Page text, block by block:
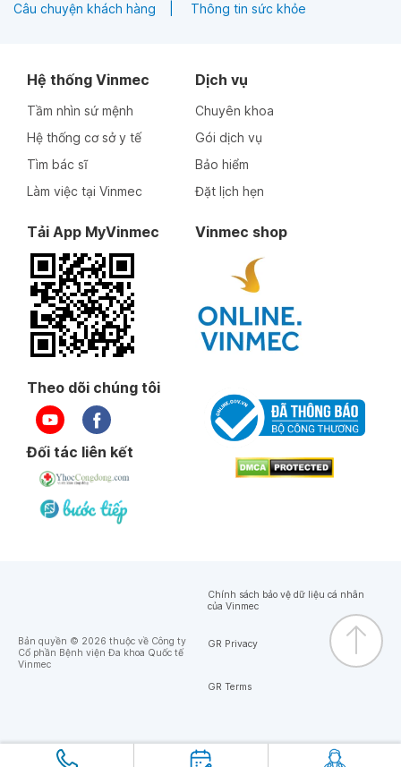
Câu chuyện khách hàng Thông tin sức khỏe
Hệ thống Vinmec
Tầm nhìn sứ mệnh
Hệ thống cơ sở y tế
Tìm bác sĩ
Làm việc tại Vinmec
Dịch vụ
Chuyên khoa
Gói dịch vụ
Bảo hiểm
Đặt lịch hẹn
Tải App MyVinmec Vinmec shop
Theo dõi chúng tôi
Đối tác liên kết
Bản quyền © 2026 thuộc về Công ty
Cổ phần Bệnh viện Đa khoa Quốc tế
Vinmec
Chính sách bảo vệ dữ liệu cá nhân
của Vinmec
GR Privacy
GR Terms